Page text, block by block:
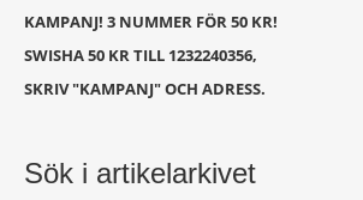
KAMPANJ! 3 NUMMER FÖR 50 KR!
SWISHA 50 KR TILL 1232240356,
SKRIV "KAMPANJ" OCH ADRESS.
Sök i artikelarkivet